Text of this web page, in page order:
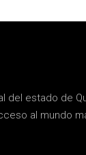
del estado de
al mundo